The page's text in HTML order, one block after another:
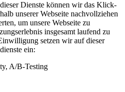
Dienste können wir das Klick-
unserer Webseite nachvollziehen
um unsere Webseite zu
insgesamt laufend zu
setzen wir auf dieser
ein:
A/B-Testing